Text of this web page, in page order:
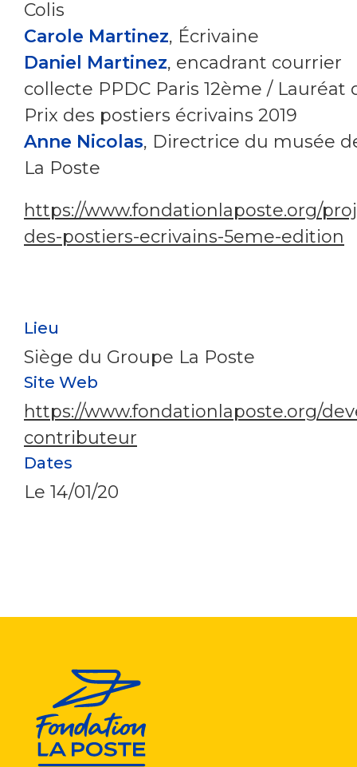
Colis
Carole Martinez, Écrivaine
Daniel Martinez, encadrant courrier
collecte PPDC Paris 12ème / Lauréat
Prix des postiers écrivains 2019
Anne Nicolas, Directrice du musée
La Poste
https://www.fondationlaposte.org/
des-postiers-ecrivains-5eme-edition
Lieu
Siège du Groupe La Poste
Site Web
https://www.fondationlaposte.org/
contributeur
Dates
Le 14/01/20